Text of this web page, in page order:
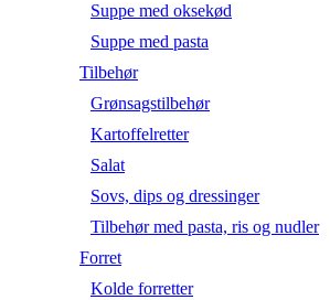
Suppe med oksekød
Suppe med pasta
Tilbehør
Grønsagstilbehør
Kartoffelretter
Salat
Sovs, dips og dressinger
Tilbehør med pasta, ris og nudler
Forret
Kolde forretter